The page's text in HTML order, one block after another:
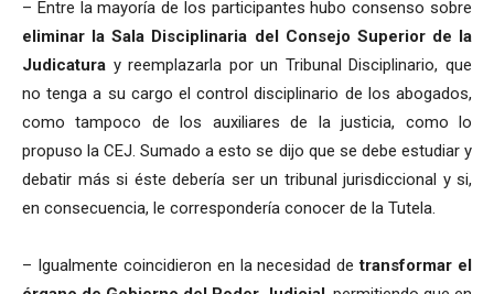
– Entre la mayoría de los participantes hubo consenso sobre
eliminar la Sala Disciplinaria del Consejo Superior de la
Judicatura y reemplazarla por un Tribunal Disciplinario, que
no tenga a su cargo el control disciplinario de los abogados,
como tampoco de los auxiliares de la justicia, como lo
propuso la CEJ. Sumado a esto se dijo que se debe estudiar y
debatir más si éste debería ser un tribunal jurisdiccional y si,
en consecuencia, le correspondería conocer de la Tutela.
– Igualmente coincidieron en la necesidad detransformar el